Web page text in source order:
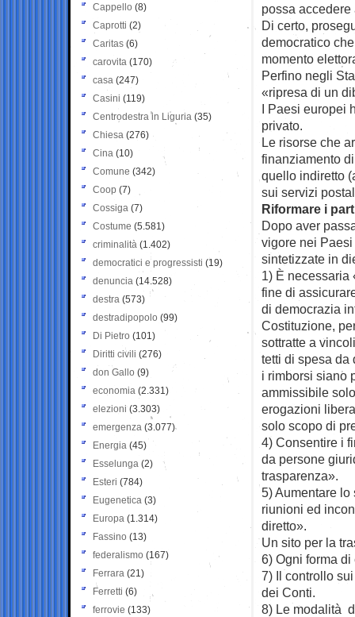
possa
Di certo,
democratico
momento
Perfino negli
«ripresa di un
I Paesi europei
privato.
Le risorse che
finanziamento
quello indiretto
sui servizi
Riformare i
Dopo aver
vigore nei
sintetizzate in
1) È necessaria
fine di
di democrazia
Costituzione,
sottratte a
tetti di spesa da
i rimborsi siano
ammissibile
erogazioni
solo scopo di
4) Consentire i
da persone
trasparenza».
5) Aumentare
riunioni ed
diretto».
Un sito per la
6) Ogni forma
7) Il controllo
dei Conti.
8) Le modalità
Cappello (8)
Caprotti (2)
Caritas (6)
carovita (170)
casa (247)
Casini (119)
Centrodestra in Liguria (35)
Chiesa (276)
Cina (10)
Comune (342)
Coop (7)
Cossiga (7)
Costume (5.581)
criminalità (1.402)
democratici e progressisti (19)
denuncia (14.528)
destra (573)
destradipopolo (99)
Di Pietro (101)
Diritti civili (276)
don Gallo (9)
economia (2.331)
elezioni (3.303)
emergenza (3.077)
Energia (45)
Esselunga (2)
Esteri (784)
Eugenetica (3)
Europa (1.314)
Fassino (13)
federalismo (167)
Ferrara (21)
Ferretti (6)
ferrovie (133)